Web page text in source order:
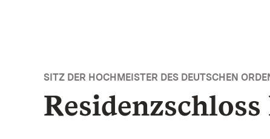
SITZ DER HOCHMEISTER DES DEUTSCHEN